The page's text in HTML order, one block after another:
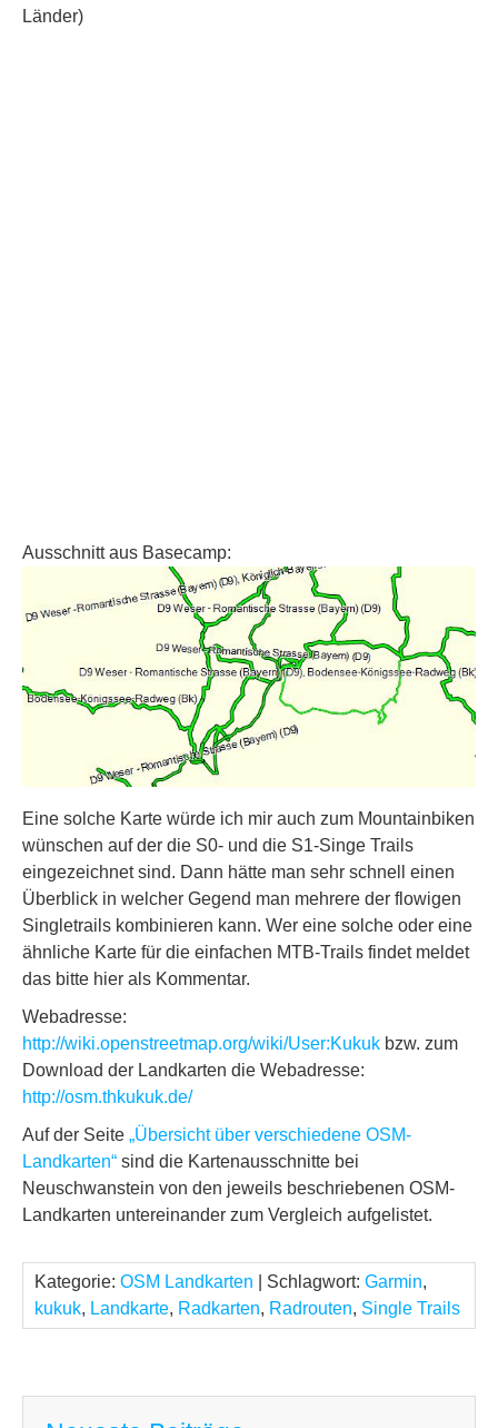
Länder)
Ausschnitt aus Basecamp:
Eine solche Karte würde ich mir auch zum Mountainbiken
wünschen auf der die S0- und die S1-Singe Trails
eingezeichnet sind. Dann hätte man sehr schnell einen
Überblick in welcher Gegend man mehrere der flowigen
Singletrails kombinieren kann. Wer eine solche oder eine
ähnliche Karte für die einfachen MTB-Trails findet meldet
das bitte hier als Kommentar.
Webadresse:
http://wiki.openstreetmap.org/wiki/User:Kukuk bzw. zum
Download der Landkarten die Webadresse:
http://osm.thkukuk.de/
Auf der Seite „Übersicht über verschiedene OSM-
Landkarten“ sind die Kartenausschnitte bei
Neuschwanstein von den jeweils beschriebenen OSM-
Landkarten untereinander zum Vergleich aufgelistet.
Kategorie: OSM Landkarten | Schlagwort: Garmin,
kukuk, Landkarte, Radkarten, Radrouten, Single Trails